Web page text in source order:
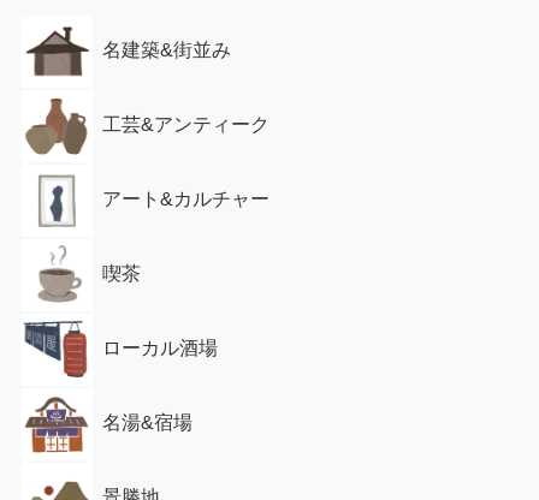
名建築&街並み
工芸&アンティーク
アート&カルチャー
喫茶
ローカル酒場
名湯&宿場